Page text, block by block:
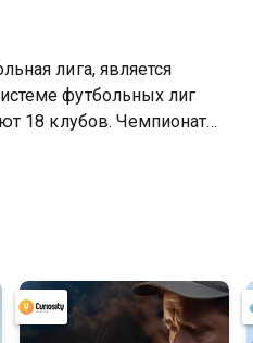
лига, является
футбольных лиг
18 клубов. Чемпионат
каждая команда